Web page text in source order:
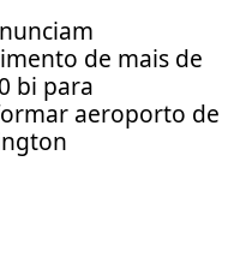
de mais de
bi para
aeroporto de